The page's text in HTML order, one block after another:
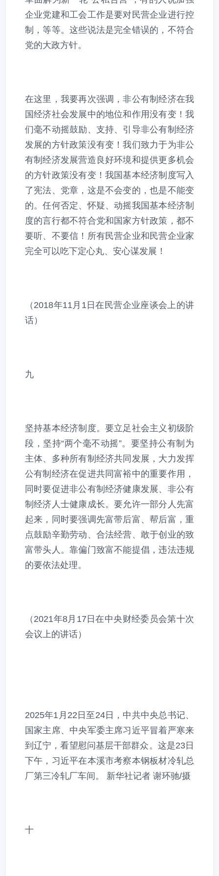
企业党建和工会工作是要对民营企业进行控
制，等等。这些说法是完全错误的，不符合
党的大政方针。
在这里，我要再次强调，非公有制经济在我
国经济社会发展中的地位和作用没有变！我
们毫不动摇鼓励、支持、引导非公有制经济
发展的方针政策没有变！我们致力于为非公
有制经济发展营造良好环境和提供更多机会
的方针政策没有变！我国基本经济制度写入
了宪法、党章，这是不会变的，也是不能变
的。任何否定、怀疑、动摇我国基本经济制
度的言行都不符合党和国家方针政策，都不
要听、不要信！所有民营企业和民营企业家
完全可以吃下定心丸、安心谋发展！
（2018年11月1日在民营企业座谈会上的讲
话）
九
坚持基本经济制度。要立足社会主义初级阶
段，坚持“两个毫不动摇”。要坚持公有制为
主体、多种所有制经济共同发展，大力发挥
公有制经济在促进共同富裕中的重要作用，
同时要促进非公有制经济健康发展、非公有
制经济人士健康成长。要允许一部分人先富
起来，同时要强调先富带后富、帮后富，重
点鼓励辛勤劳动、合法经营、敢于创业的致
富带头人。靠偏门致富不能提倡，违法违规
的要依法处理。
（2021年8月17日在中央财经委员会第十次
会议上的讲话）
2025年1月22日至24日，中共中央总书记、
国家主席、中央军委主席习近平冒着严寒来
到辽宁，看望慰问基层干部群众。这是23日
下午，习近平在本溪市考察本钢板材冷轧总
厂第三冷轧厂车间。 新华社记者 谢环驰/摄
十